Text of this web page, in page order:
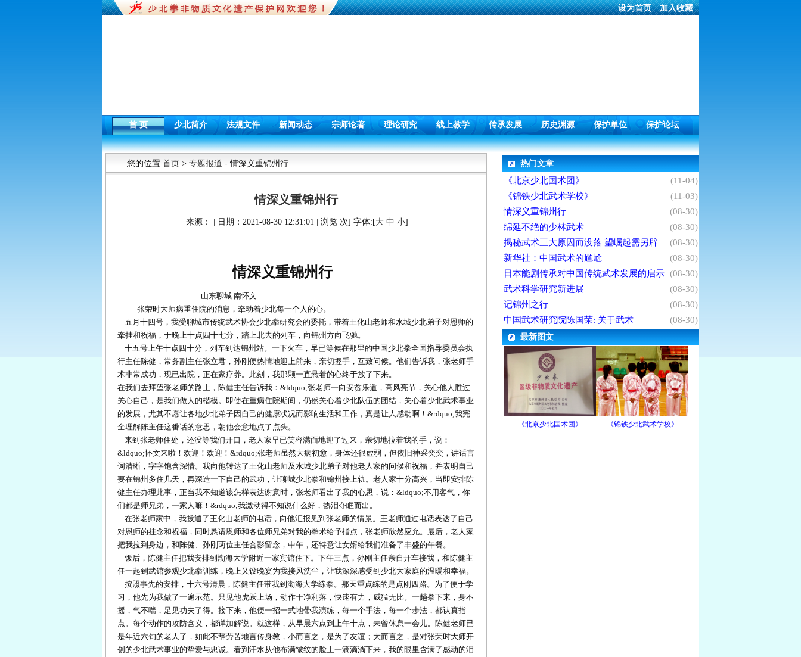
设为首页 加入收藏
首 页 少北简介 法规文件 新闻动态 宗师论著 理论研究 线上教学 传承发展 历史渊源 保护单位 保护论坛
您的位置 首页 > 专题报道 - 情深义重锦州行
情深义重锦州行
来源： | 日期：2021-08-30 12:31:01 | 浏览 次] 字体:[大 中 小]
情深义重锦州行
山东聊城 南怀文
张荣时大师病重住院的消息，牵动着少北每一个人的心。
五月十四号，我受聊城市传统武术协会少北拳研究会的委托，带着王化山老师和水城少北弟子对恩师的
牵挂和祝福，于晚上十点四十七分，踏上北去的列车，向锦州方向飞驰。
十五号上午十点四十分，列车到达锦州站。一下火车，早已等候在那里的中国少北拳全国指导委员会执
行主任陈健，常务副主任张立君，孙刚便热情地迎上前来，亲切握手，互致问候。他们告诉我，张老师手
术非常成功，现已出院，正在家疗养。此刻，我那颗一直悬着的心终于放了下来。
在我们去拜望张老师的路上，陈健主任告诉我： &ldquo;张老师一向安贫乐道，高风亮节，关心他人胜过
关心自己，是我们做人的楷模。即使在重病住院期间，仍然关心着少北队伍的团结，关心着少北武术事业
的发展，尤其不愿让各地少北弟子因自己的健康状况而影响生活和工作，真是让人感动啊！ &rdquo;我完
全理解陈主任这番话的意思，朝他会意地点了点头。
来到张老师住处，还没等我们开口，老人家早已笑容满面地迎了过来，亲切地拉着我的手，说：
&ldquo;怀文来啦！欢迎！欢迎！ &rdquo;张老师虽然大病初愈，身体还很虚弱，但依旧神采奕奕，讲话言
词清晰，字字饱含深情。我向他转达了王化山老师及水城少北弟子对他老人家的问候和祝福，并表明自己
要在锦州多住几天，再深造一下自己的武功，让聊城少北拳和锦州接上轨。老人家十分高兴，当即安排陈
健主任办理此事，正当我不知道该怎样表达谢意时，张老师看出了我的心思，说： &ldquo;不用客气，你
们都是师兄弟，一家人嘛！ &rdquo;我激动得不知说什么好，热泪夺眶而出。
在张老师家中，我拨通了王化山老师的电话，向他汇报见到张老师的情景。王老师通过电话表达了自己
对恩师的挂念和祝福，同时恳请恩师和各位师兄弟对我的拳术给予指点，张老师欣然应允。最后，老人家
把我拉到身边，和陈健、孙刚两位主任合影留念，中午，还特意让女婿给我们准备了丰盛的午餐。
饭后，陈健主任把我安排到渤海大学附近一家宾馆住下。下午三点，孙刚主任亲自开车接我，和陈健主
任一起到武馆参观少北拳训练，晚上又设晚宴为我接风洗尘，让我深深感受到少北大家庭的温暖和幸福。
按照事先的安排，十六号清晨，陈健主任带我到渤海大学练拳。那天重点练的是点刚四路。为了便于学
习，他先为我做了一遍示范。只见他虎跃上场，动作干净利落，快速有力，威猛无比。一趟拳下来，身不
摇，气不喘，足见功夫了得。接下来，他便一招一式地带我演练，每一个手法，每一个步法，都认真指
点。每个动作的攻防含义，都详加解说。就这样，从早晨六点到上午十点，未曾休息一会儿。陈健老师已
是年近六旬的老人了，如此不辞劳苦地言传身教，小而言之，是为了友谊；大而言之，是对张荣时大师开
创的少北武术事业的挚爱与忠诚。看到汗水从他布满皱纹的脸上一滴滴淌下来，我的眼里含满了感动的泪
热门文章
《北京少北国术团》
(11-04)
《锦铁少北武术学校》
(11-03)
情深义重锦州行
(08-30)
绵延不绝的少林武术
(08-30)
揭秘武术三大原因而没落 望崛起需另辟
(08-30)
新华社：中国武术的尴尬
(08-30)
日本能剧传承对中国传统武术发展的启示 (08-30)
武术科学研究新进展
(08-30)
记锦州之行
(08-30)
中国武术研究院陈国荣: 关于武术
(08-30)
最新图文
《北京少北国术团》 《锦铁少北武术学校》